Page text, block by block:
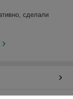
сделали